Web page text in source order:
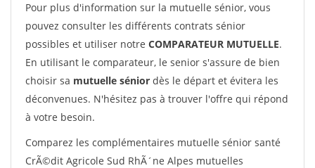
Pour plus d'information sur la mutuelle sénior, vous
pouvez consulter les différents contrats sénior
possibles et utiliser notre COMPARATEUR MUTUELLE.
En utilisant le comparateur, le senior s'assure de bien
choisir sa mutuelle sénior dès le départ et évitera les
déconvenues. N'hésitez pas à trouver l'offre qui répond
à votre besoin.
Comparez les complémentaires mutuelle sénior santé
CrÃ©dit Agricole Sud RhÃ´ne Alpes mutuelles